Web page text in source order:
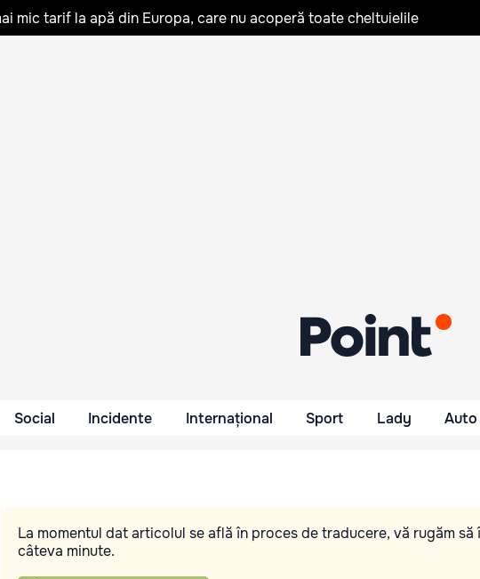
mic tarif la apă din Europa, care nu acoperă toate cheltuielile
Social Incidente Internațional Sport Lady Auto
La momentul dat articolul se află în proces de traducere, vă rugăm
câteva minute.